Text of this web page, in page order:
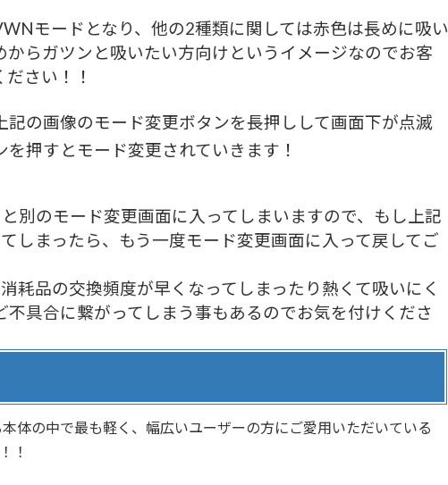
モードとなり、他の2種類に関しては赤色は長めに吸い
からガツンと吸いたい方向けというイメージなのでお客
さい！！
記の画像のモード変更ボタンを長押しして画面下が点滅
押すとモード変更されていきます！
別のモード変更画面に入ってしまいますので、もし上記
しまったら、もう一度モード変更画面に入って戻してご
耗品の交換頻度が早くなってしまったり熱くて吸いにく
不具合に繋がってしまう事もあるのでお気を付けくださ
体の中で最も軽く、幅広いユーザーの方にご愛用いただいている
！